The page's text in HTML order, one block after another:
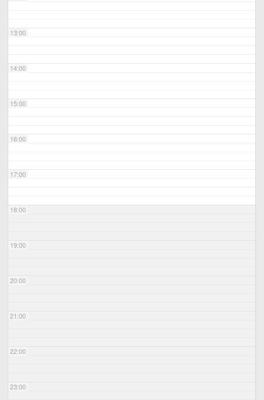
13:00
14:00
15:00
16:00
17:00
18:00
19:00
20:00
21:00
22:00
23:00